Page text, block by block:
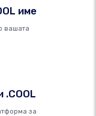
име
вашата
за